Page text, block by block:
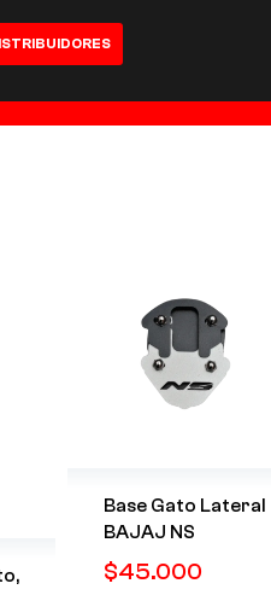
Base Gato Lateral
BAJAJ NS
$45.000